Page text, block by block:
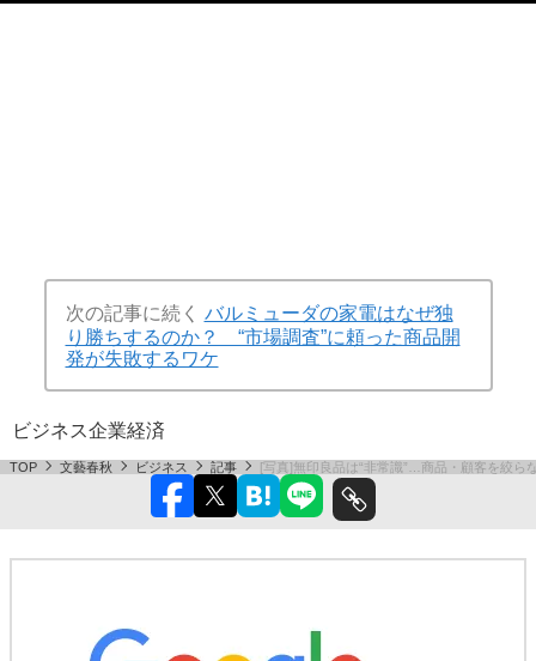
次の記事に続く バルミューダの家電はなぜ独
り勝ちするのか？ “市場調査”に頼った商品開
発が失敗するワケ
ビジネス企業経済
TOP 文藝春秋 ビジネス 記事 [写真]無印良品は“非常識”…商品・顧客を絞ら